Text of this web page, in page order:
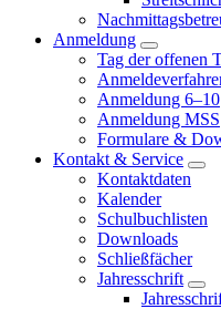
Anmeldung
Tag der offenen
Anmeldung 6–10
Anmeldung MSS
Formulare &
Kontakt & Service
Kontaktdaten
Kalender
Schulbuchlisten
Downloads
Schließfächer
Jahresschrift